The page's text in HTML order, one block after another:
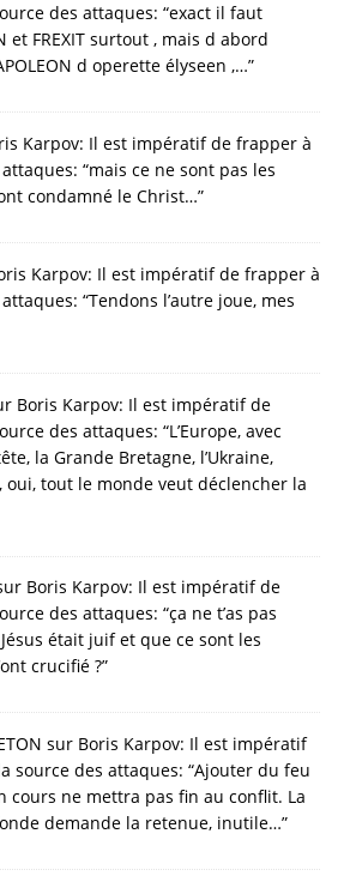
des attaques: “exact il faut
et FREXIT surtout , mais d abord
d operette élyseen ,…”
Karpov: Il est impératif de frapper à
: “mais ce ne sont pas les
condamné le Christ…”
Karpov: Il est impératif de frapper à
: “Tendons l’autre joue, mes
Boris Karpov: Il est impératif de
des attaques: “L’Europe, avec
la Grande Bretagne, l’Ukraine,
oui, tout le monde veut déclencher la
Boris Karpov: Il est impératif de
des attaques: “ça ne t’as pas
était juif et que ce sont les
crucifié ?”
sur Boris Karpov: Il est impératif
source des attaques: “Ajouter du feu
cours ne mettra pas fin au conflit. La
demande la retenue, inutile…”